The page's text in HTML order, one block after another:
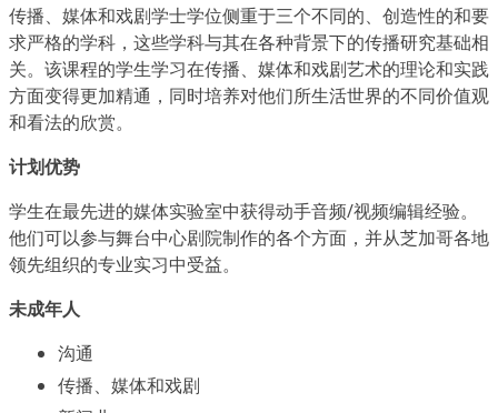
传播、媒体和戏剧学士学位侧重于三个不同的、创造性的和要
求严格的学科，这些学科与其在各种背景下的传播研究基础相
关。该课程的学生学习在传播、媒体和戏剧艺术的理论和实践
方面变得更加精通，同时培养对他们所生活世界的不同价值观
和看法的欣赏。
计划优势
学生在最先进的媒体实验室中获得动手音频/视频编辑经验。
他们可以参与舞台中心剧院制作的各个方面，并从芝加哥各地
领先组织的专业实习中受益。
未成年人
沟通
传播、媒体和戏剧